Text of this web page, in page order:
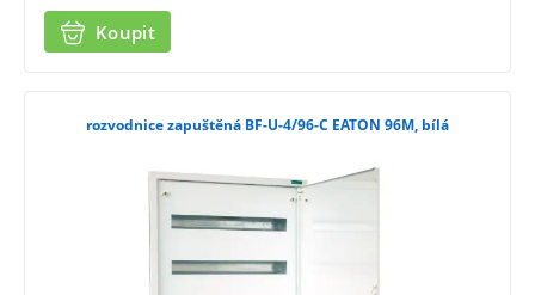
Koupit
rozvodnice zapuštěná BF-U-4/96-C EATON 96M, bílá